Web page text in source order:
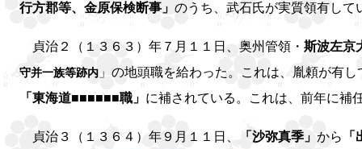
行方郡等、金原保検断事」 のうち、武石氏が実質領有して
貞治２（１３６３）年７月１１日、奥州管領・ 斯波左京
守并一族等跡内 」の地頭職を給わった。これは、胤頼が有し
「東海道■■■■■■職」 に補されている。これは、前年に補
貞治３（１３６４）年９月１１日、 「沙弥真季」 から